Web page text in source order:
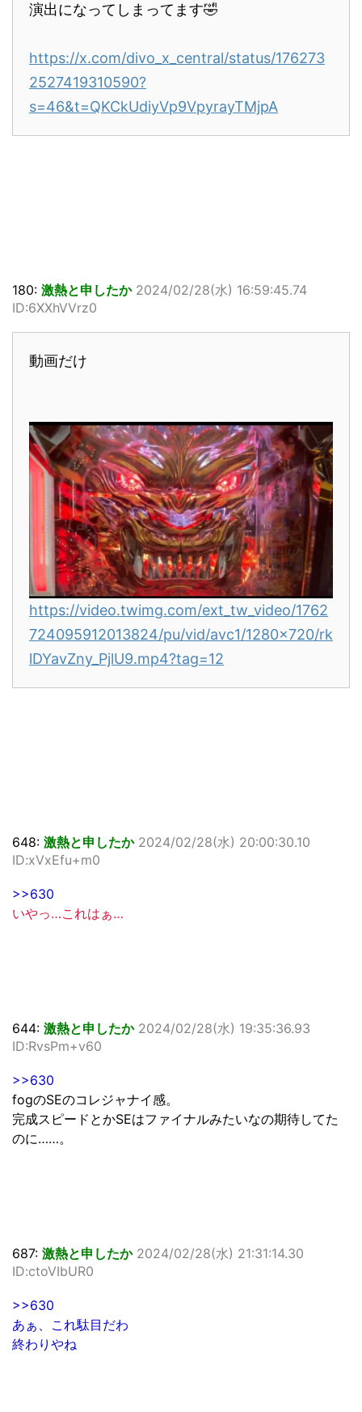
演出になってしまってます🤣
https://x.com/divo_x_central/status/176273
2527419310590?
s=46&t=QKCkUdiyVp9VpyrayTMjpA
180: 激熱と申したか 2024/02/28(水) 16:59:45.74
ID:6XXhVVrz0
動画だけ
https://video.twimg.com/ext_tw_video/1762
724095912013824/pu/vid/avc1/1280x720/rk
lDYavZny_PjlU9.mp4?tag=12
648: 激熱と申したか 2024/02/28(水) 20:00:30.10
ID:xVxEfu+m0
>>630
いやっ…これはぁ…
644: 激熱と申したか 2024/02/28(水) 19:35:36.93
ID:RvsPm+v60
>>630
fogのSEのコレジャナイ感。
完成スピードとかSEはファイナルみたいなの期待してた
のに……。
687: 激熱と申したか 2024/02/28(水) 21:31:14.30
ID:ctoVIbUR0
>>630
あぁ、これ駄目だわ
終わりやね